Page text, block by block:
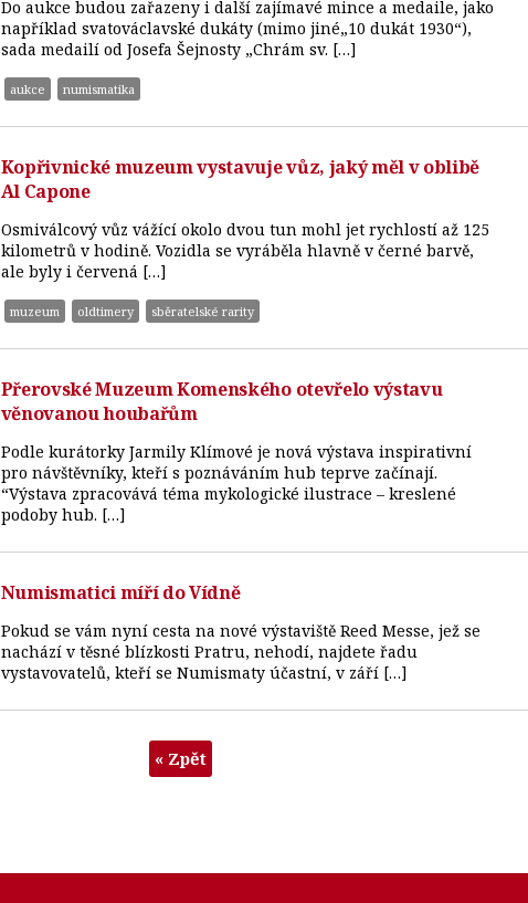
Do aukce budou zařazeny i další zajímavé mince a medaile, jako
například svatováclavské dukáty (mimo jiné„10 dukát 1930“),
sada medailí od Josefa Šejnosty „Chrám sv. […]
aukce numismatika
Kopřivnické muzeum vystavuje vůz, jaký měl v oblibě
Al Capone
Osmiválcový vůz vážící okolo dvou tun mohl jet rychlostí až 125
kilometrů v hodině. Vozidla se vyráběla hlavně v černé barvě,
ale byly i červená […]
muzeum oldtimery sběratelské rarity
Přerovské Muzeum Komenského otevřelo výstavu
věnovanou houbařům
Podle kurátorky Jarmily Klímové je nová výstava inspirativní
pro návštěvníky, kteří s poznáváním hub teprve začínají.
“Výstava zpracovává téma mykologické ilustrace – kreslené
podoby hub. […]
Numismatici míří do Vídně
Pokud se vám nyní cesta na nové výstaviště Reed Messe, jež se
nachází v těsné blízkosti Pratru, nehodí, najdete řadu
vystavovatelů, kteří se Numismaty účastní, v září […]
« Zpět